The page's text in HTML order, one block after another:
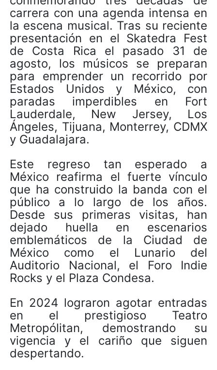
carrera con una agenda intensa en
la escena musical. Tras su reciente
presentación en el Skatedra Fest
de Costa Rica el pasado 31 de
agosto, los músicos se preparan
para emprender un recorrido por
Estados Unidos y México, con
paradas imperdibles en Fort
Lauderdale, New Jersey, Los
Ángeles, Tijuana, Monterrey, CDMX
y Guadalajara.
Este regreso tan esperado a
México reafirma el fuerte vínculo
que ha construido la banda con el
público a lo largo de los años.
Desde sus primeras visitas, han
dejado huella en escenarios
emblemáticos de la Ciudad de
México como el Lunario del
Auditorio Nacional, el Foro Indie
Rocks y el Plaza Condesa.
En 2024 lograron agotar entradas
en el prestigioso Teatro
Metropólitan, demostrando su
vigencia y el cariño que siguen
despertando.